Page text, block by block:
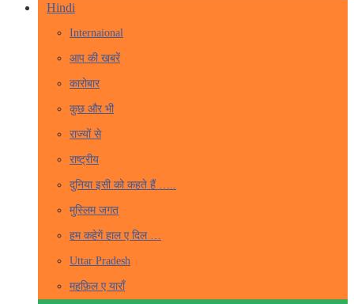
Hindi
Internaional
आप की खबरें
कारोबार
कुछ और भी
राज्यों से
राष्ट्रीय
दुनिया इसी को कहते हैं …..
मुस्लिम जगत
हम कहेगें हाल ए दिल …
Uttar Pradesh
महफ़िल ए याराँ